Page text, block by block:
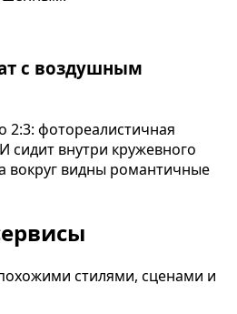
с воздушным
2:3: фотореалистичная
сидит внутри кружевного
вокруг видны романтичные
стилями, сценами и